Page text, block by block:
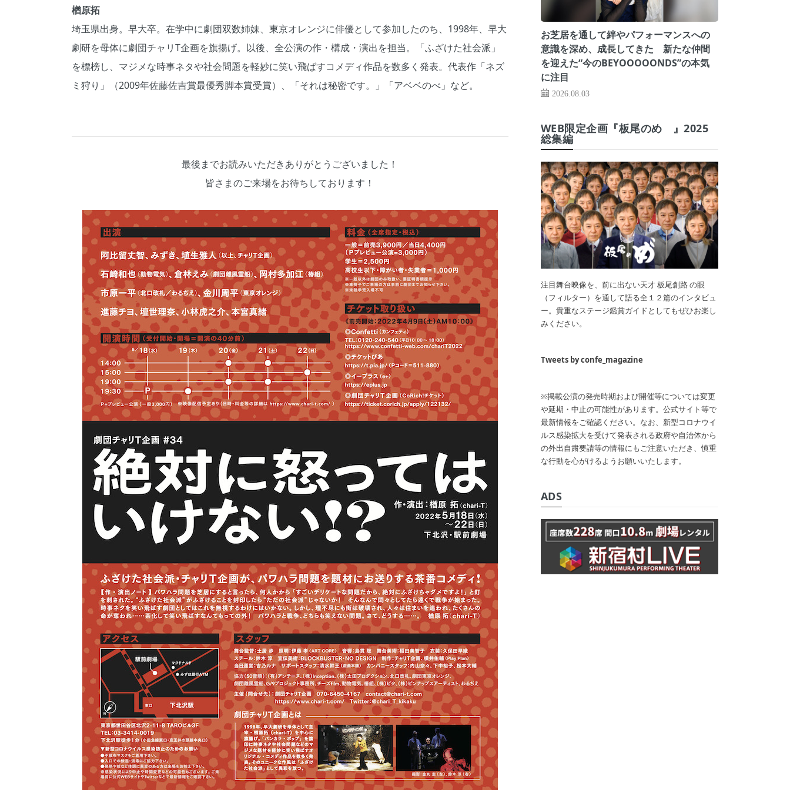
楢原拓
埼玉県出身。早大卒。在学中に劇団双数姉妹、東京オレンジに俳優として参加したのち、1998年、早大
劇研を母体に劇団チャリT企画を旗揚げ。以後、全公演の作・構成・演出を担当。「ふざけた社会派」
を標榜し、マジメな時事ネタや社会問題を軽妙に笑い飛ばすコメディ作品を数多く発表。代表作「ネズ
ミ狩り」（2009年佐藤佐吉賞最優秀脚本賞受賞）、「それは秘密です。」「アベベのべ」など。
最後までお読みいただきありがとうございました！
皆さまのご来場をお待ちしております！
お芝居を通して絆やパフォーマンスへの
意識を深め、成長してきた 新たな仲間
を迎えた“今のBEYOOOOONDS”の本気
に注目
2026.08.03
WEB限定企画『板尾のめ゙』2025
総集編
注目舞台映像を、前に出ない天才 板尾創路 の眼
（フィルター）を通して語る全１２篇のインタビュ
ー。貴重なステージ鑑賞ガイドとしてもぜひお楽し
みください。
Tweets by confe_magazine
※掲載公演の発売時期および開催等については変更
や延期・中止の可能性があります。公式サイト等で
最新情報をご確認ください。なお、新型コロナウイ
ルス感染拡大を受けて発表される政府や自治体から
の外出自粛要請等の情報にもご注意いただき、慎重
な行動を心がけるようお願いいたします。
ADS